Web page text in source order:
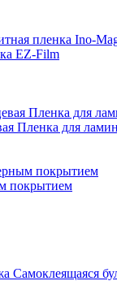
пленка Ino-
EZ-Film
Пленка для
Пленка для
покрытием
покрытием
Самоклеящаяся